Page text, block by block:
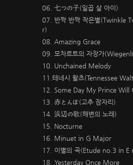
06. 七つの子(일곱 살 아이)
07. 반짝 반짝 작은별(Twinkle
r)
08. Amazing Grace
09. 모차르트의 자장가
10. Unchained Melody
11.테네시 왈츠(Tennessee
12. Some Day My Prince Will
13. 赤とんぼ(고추 잠자리)
14. 浜辺の歌(해변의 노래)
15. Nocturne
16. Minuet in G Major
17. 이별의 곡(Etude no.3 in E
18. Yesterday Once More